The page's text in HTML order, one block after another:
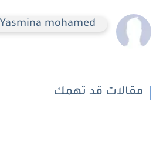
Yasmina mohamed
مقالات قد تهمك